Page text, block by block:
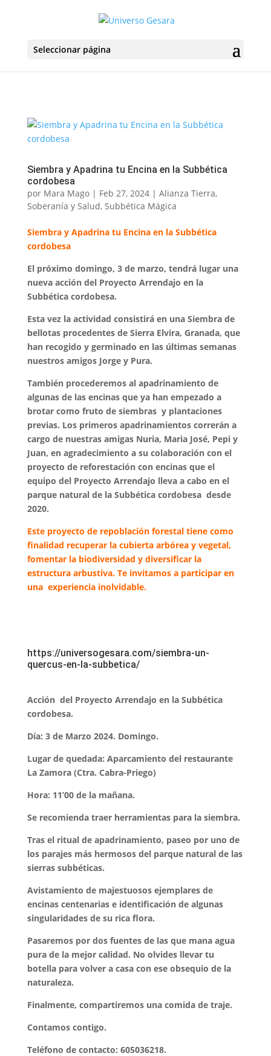
Seleccionar página
Siembra y Apadrina tu Encina en la Subbética
cordobesa
por Mara Mago| Feb 27, 2024| Alianza Tierra,
Soberanía y Salud, Subbética Mágica
Siembra y Apadrina tu Encina en la Subbética
cordobesa
El próximo domingo, 3 de marzo, tendrá lugar una
nueva acción del Proyecto Arrendajo en la
Subbética cordobesa.
Esta vez la actividad consistirá en una Siembra de
bellotas procedentes de Sierra Elvira, Granada, que
han recogido y germinado en las últimas semanas
nuestros amigos Jorge y Pura.
También procederemos al apadrinamiento de
algunas de las encinas que ya han empezado a
brotar como fruto de siembras y plantaciones
previas. Los primeros apadrinamientos correrán a
cargo de nuestras amigas Nuria, Maria José, Pepi y
Juan, en agradecimiento a su colaboración con el
proyecto de reforestación con encinas que el
equipo del Proyecto Arrendajo lleva a cabo en el
parque natural de la Subbética cordobesa desde
2020.
Este proyecto de repoblación forestal tiene como
finalidad recuperar la cubierta arbórea y vegetal,
fomentar la biodiversidad y diversificar la
estructura arbustiva. Te invitamos a participar en
una experiencia inolvidable.
https://universogesara.com/siembra-un-
quercus-en-la-subbetica/
Acción del Proyecto Arrendajo en la Subbética
cordobesa.
Día: 3 de Marzo 2024. Domingo.
Lugar de quedada: Aparcamiento del restaurante
La Zamora (Ctra. Cabra-Priego)
Hora: 11’00 de la mañana.
Se recomienda traer herramientas para la siembra.
Tras el ritual de apadrinamiento, paseo por uno de
los parajes más hermosos del parque natural de las
sierras subbéticas.
Avistamiento de majestuosos ejemplares de
encinas centenarias e identificación de algunas
singularidades de su rica flora.
Pasaremos por dos fuentes de las que mana agua
pura de la mejor calidad. No olvides llevar tu
botella para volver a casa con ese obsequio de la
naturaleza.
Finalmente, compartiremos una comida de traje.
Contamos contigo.
Teléfono de contacto: 605036218.